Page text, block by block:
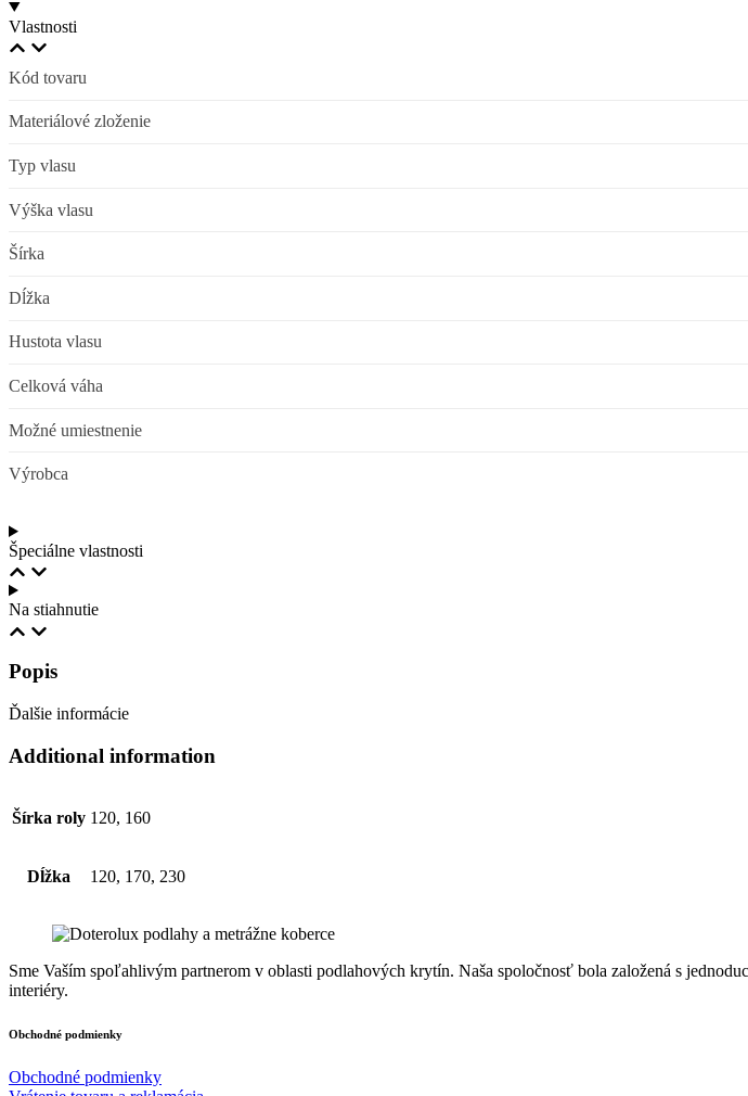
Vlastnosti
Kód tovaru
Materiálové zloženie
Typ vlasu
Výška vlasu
Šírka
Dĺžka
Hustota vlasu
Celková váha
Možné umiestnenie
Výrobca
Špeciálne vlastnosti
Na stiahnutie
Popis
Ďalšie informácie
Additional information
Šírka roly 120, 160
Dĺžka 120, 170, 230
Sme Vaším spoľahlivým partnerom v oblasti podlahových krytín. Naša spoločnosť bola založená s
interiéry.
Obchodné podmienky
Obchodné podmienky